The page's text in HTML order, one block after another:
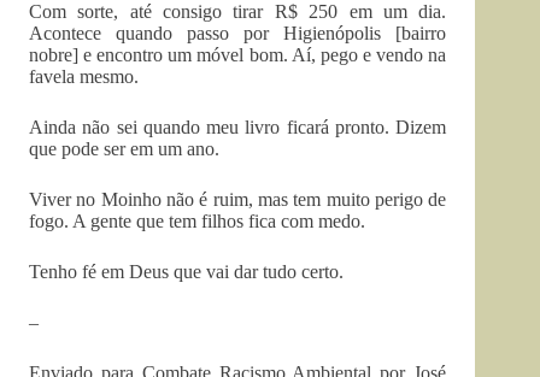
Com sorte, até consigo tirar R$ 250 em um dia.
Acontece quando passo por Higienópolis [bairro
nobre] e encontro um móvel bom. Aí, pego e vendo na
favela mesmo.
Ainda não sei quando meu livro ficará pronto. Dizem
que pode ser em um ano.
Viver no Moinho não é ruim, mas tem muito perigo de
fogo. A gente que tem filhos fica com medo.
Tenho fé em Deus que vai dar tudo certo.
–
Enviado para Combate Racismo Ambiental por José